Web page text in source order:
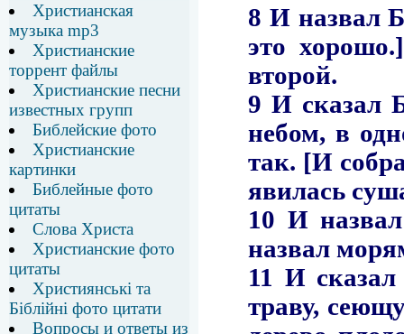
Христианская
музыка mp3
Христианские
торрент файлы
Христианские песни
известных групп
Библейские фото
Христианские
картинки
Библейные фото
цитаты
Слова Христа
Христианские фото
цитаты
Християнські та
Біблійні фото цитати
Вопросы и ответы из